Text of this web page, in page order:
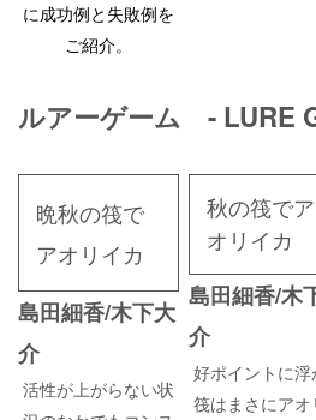
に成功例と失敗例を
ご紹介。
ルアーゲーム - LURE
晩秋の筏で
アオリイカ
島田細香/木下大
介
活性が上がらない状
秋の筏でア
オリイカ
島田細香/木
介
好ポイントに浮
筏はまさにアオ